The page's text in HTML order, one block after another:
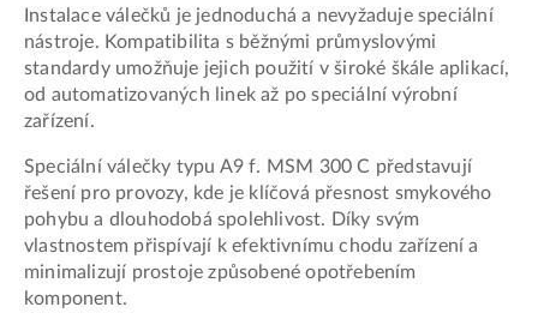
Instalace válečků je jednoduchá a nevyžaduje speciální
nástroje. Kompatibilita s běžnými průmyslovými
standardy umožňuje jejich použití v široké škále aplikací,
od automatizovaných linek až po speciální výrobní
zařízení.
Speciální válečky typu A9 f. MSM 300 C představují
řešení pro provozy, kde je klíčová přesnost smykového
pohybu a dlouhodobá spolehlivost. Díky svým
vlastnostem přispívají k efektivnímu chodu zařízení a
minimalizují prostoje způsobené opotřebením
komponent.